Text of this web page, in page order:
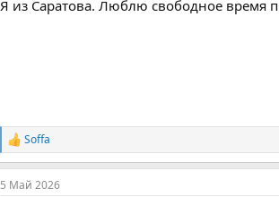
Я из Саратова. Люблю свободное время
Р
е
а
к
Soffa
5 Май 2026